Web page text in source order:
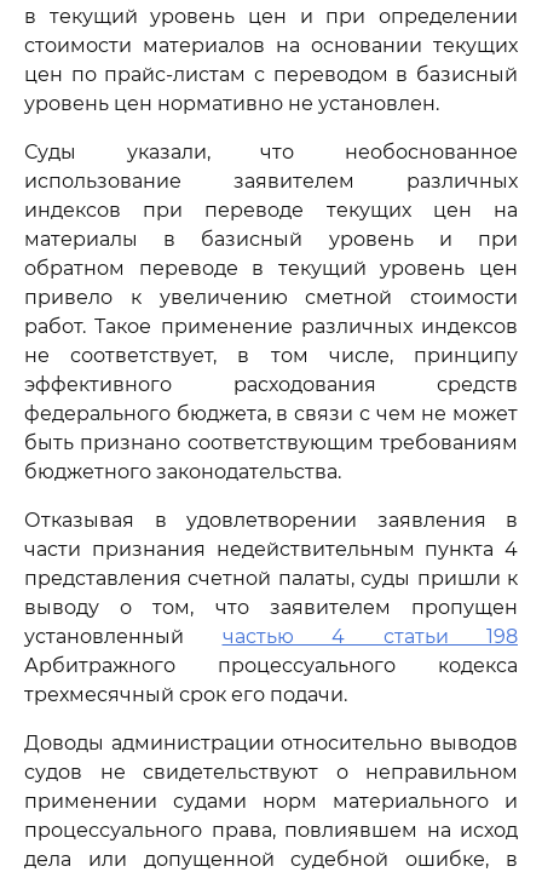
в текущий уровень цен и при определении
стоимости материалов на основании текущих
цен по прайс-листам с переводом в базисный
уровень цен нормативно не установлен.
Суды указали, что необоснованное
использование заявителем различных
индексов при переводе текущих цен на
материалы в базисный уровень и при
обратном переводе в текущий уровень цен
привело к увеличению сметной стоимости
работ. Такое применение различных индексов
не соответствует, в том числе, принципу
эффективного расходования средств
федерального бюджета, в связи с чем не может
быть признано соответствующим требованиям
бюджетного законодательства.
Отказывая в удовлетворении заявления в
части признания недействительным пункта 4
представления счетной палаты, суды пришли к
выводу о том, что заявителем пропущен
установленный частью 4 статьи 198
Арбитражного процессуального кодекса
трехмесячный срок его подачи.
Доводы администрации относительно выводов
судов не свидетельствуют о неправильном
применении судами норм материального и
процессуального права, повлиявшем на исход
дела или допущенной судебной ошибке, в